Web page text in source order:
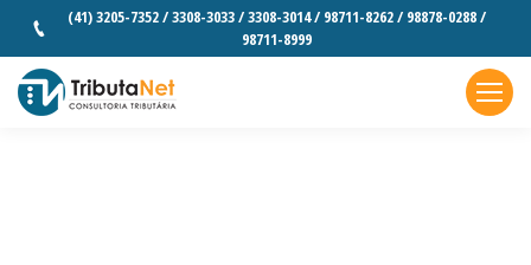
(41) 3205-7352 / 3308-3033 / 3308-3014 / 98711-8262 / 98878-0288 /
98711-8999